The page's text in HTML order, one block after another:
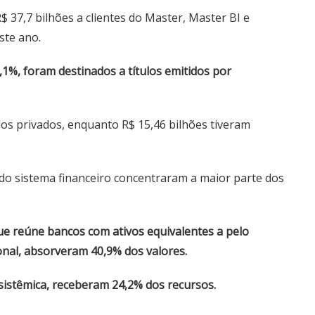
37,7 bilhões a clientes do Master, Master BI e
ano.
foram destinados a títulos emitidos por
privados, enquanto R$ 15,46 bilhões tiveram
sistema financeiro concentraram a maior parte dos
reúne bancos com ativos equivalentes a pelo
absorveram 40,9% dos valores.
receberam 24,2% dos recursos.